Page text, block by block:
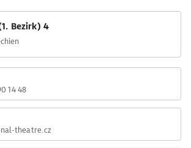
Bezirk) 4
14 48
theatre.cz